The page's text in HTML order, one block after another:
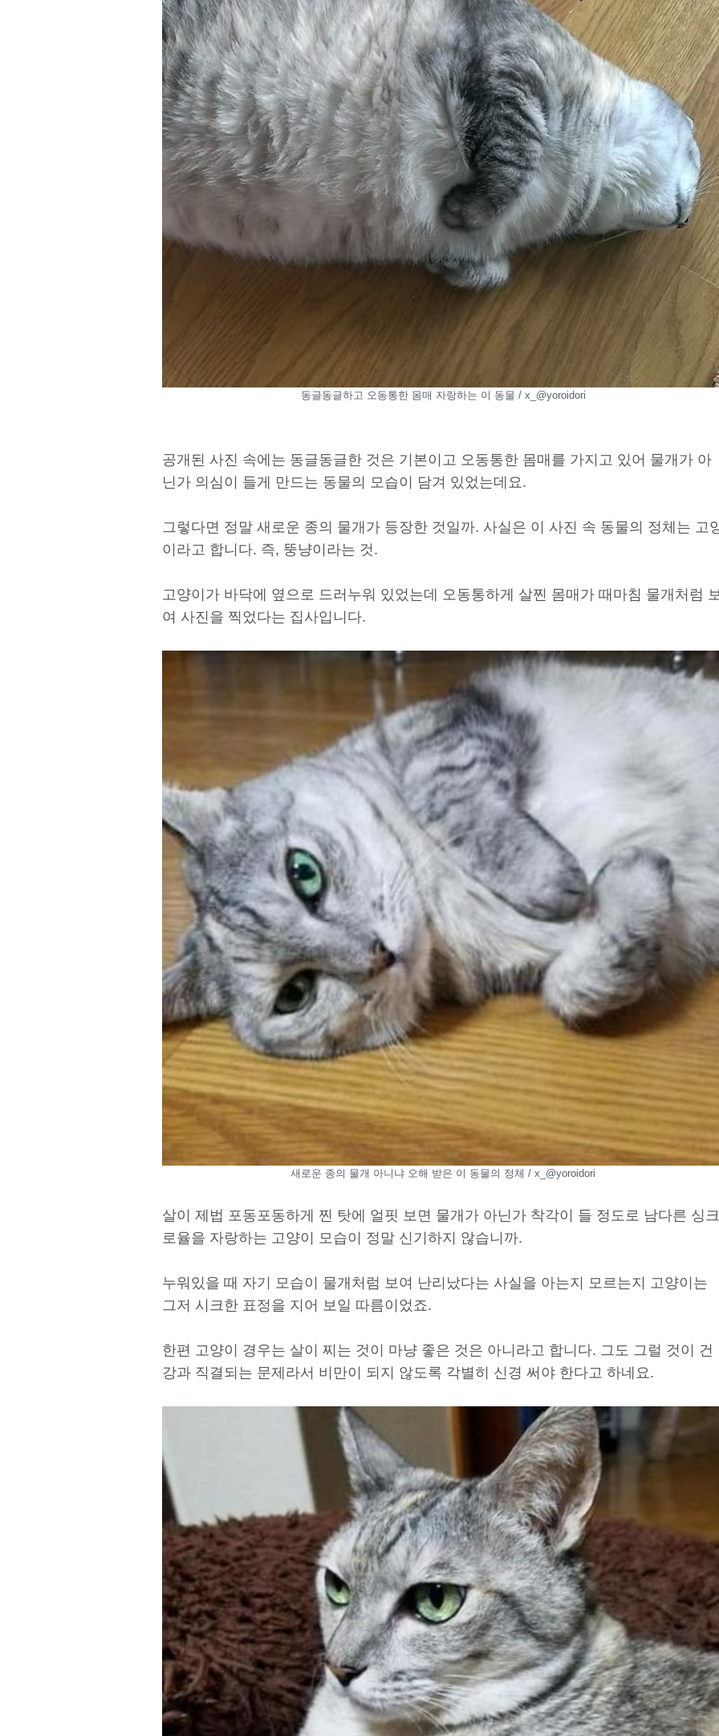
동글동글하고 오동통한 몸매 자랑하는 이 동물 / x_@yoroidori
공개된 사진 속에는 동글동글한 것은 기본이고 오동통한 몸매를 가지고 있어 물개가 아
닌가 의심이 들게 만드는 동물의 모습이 담겨 있었는데요.
그렇다면 정말 새로운 종의 물개가 등장한 것일까. 사실은 이 사진 속 동물의 정체는 고
이라고 합니다. 즉, 뚱냥이라는 것.
고양이가 바닥에 옆으로 드러누워 있었는데 오동통하게 살찐 몸매가 때마침 물개처럼
여 사진을 찍었다는 집사입니다.
새로운 종의 물개 아니냐 오해 받은 이 동물의 정체 / x_@yoroidori
살이 제법 포동포동하게 찐 탓에 얼핏 보면 물개가 아닌가 착각이 들 정도로 남다른 싱크
로율을 자랑하는 고양이 모습이 정말 신기하지 않습니까.
누워있을 때 자기 모습이 물개처럼 보여 난리났다는 사실을 아는지 모르는지 고양이는
그저 시크한 표정을 지어 보일 따름이었죠.
한편 고양이 경우는 살이 찌는 것이 마냥 좋은 것은 아니라고 합니다. 그도 그럴 것이 건
강과 직결되는 문제라서 비만이 되지 않도록 각별히 신경 써야 한다고 하네요.